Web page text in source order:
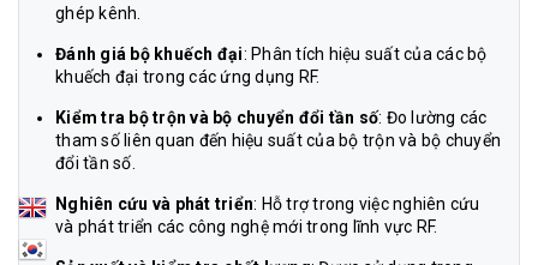
ghép kênh.
Đánh giá bộ khuếch đại: Phân tích hiệu suất của các bộ
khuếch đại trong các ứng dụng RF.
Kiểm tra bộ trộn và bộ chuyển đổi tần số: Đo lường các
tham số liên quan đến hiệu suất của bộ trộn và bộ chuyển
đổi tần số.
Nghiên cứu và phát triển: Hỗ trợ trong việc nghiên cứu
và phát triển các công nghệ mới trong lĩnh vực RF.